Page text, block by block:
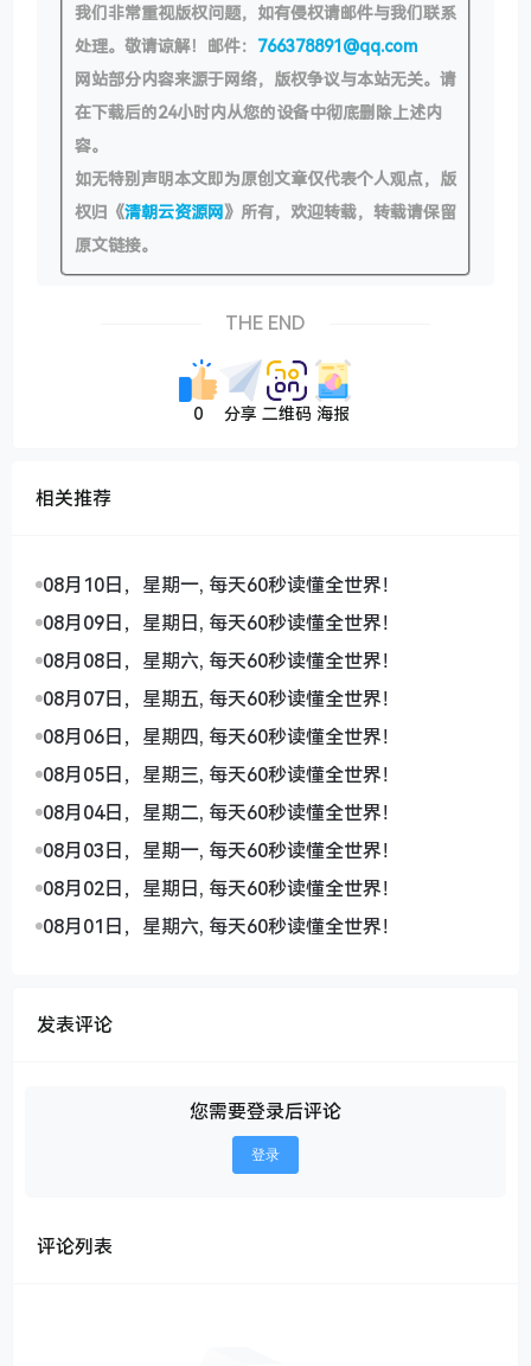
我们非常重视版权问题，如有侵权请邮件与我们联系
处理。敬请谅解！邮件： 766378891@qq.com
网站部分内容来源于网络，版权争议与本站无关。请
在下载后的24小时内从您的设备中彻底删除上述内
容。
如无特别声明本文即为原创文章仅代表个人观点，版
权归《清朝云资源网》所有，欢迎转载，转载请保留
原文链接。
THE END
0 分享 二维码 海报
相关推荐
08月10日，星期一, 每天60秒读懂全世界！
08月09日，星期日, 每天60秒读懂全世界！
08月08日，星期六, 每天60秒读懂全世界！
08月07日，星期五, 每天60秒读懂全世界！
08月06日，星期四, 每天60秒读懂全世界！
08月05日，星期三, 每天60秒读懂全世界！
08月04日，星期二, 每天60秒读懂全世界！
08月03日，星期一, 每天60秒读懂全世界！
08月02日，星期日, 每天60秒读懂全世界！
08月01日，星期六, 每天60秒读懂全世界！
发表评论
您需要登录后评论
登录
评论列表